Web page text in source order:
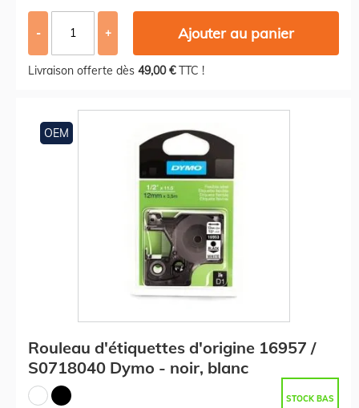
- + Ajouter au panier
Livraison offerte dès 49,00 €TTC !
OEM
Rouleau d'étiquettes d'origine 16957 /
S0718040 Dymo - noir, blanc
STOCK BAS